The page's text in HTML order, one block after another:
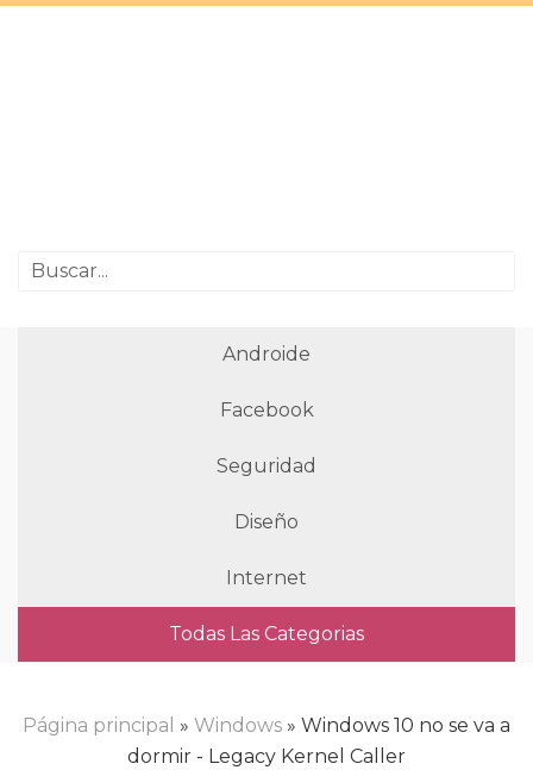
Androide
Facebook
Seguridad
Diseño
Internet
Todas Las Categorias
Página principal » Windows » Windows 10 no se va a
dormir - Legacy Kernel Caller